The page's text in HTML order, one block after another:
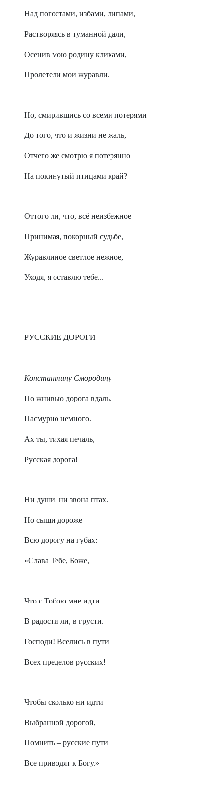
Над погостами, избами, липами,
Растворяясь в туманной дали,
Осенив мою родину кликами,
Пролетели мои журавли.
Но, смирившись со всеми потерями
До того, что и жизни не жаль,
Отчего же смотрю я потерянно
На покинутый птицами край?
Оттого ли, что, всё неизбежное
Принимая, покорный судьбе,
Журавлиное светлое нежное,
Уходя, я оставлю тебе...
РУССКИЕ ДОРОГИ
Константину Смородину
По жнивью дорога вдаль.
Пасмурно немного.
Ах ты, тихая печаль,
Русская дорога!
Ни души, ни звона птах.
Но сыщи дороже –
Всю дорогу на губах:
«Слава Тебе, Боже,
Что с Тобою мне идти
В радости ли, в грусти.
Господи! Вселись в пути
Всех пределов русских!
Чтобы сколько ни идти
Выбранной дорогой,
Помнить – русские пути
Все приводят к Богу.»